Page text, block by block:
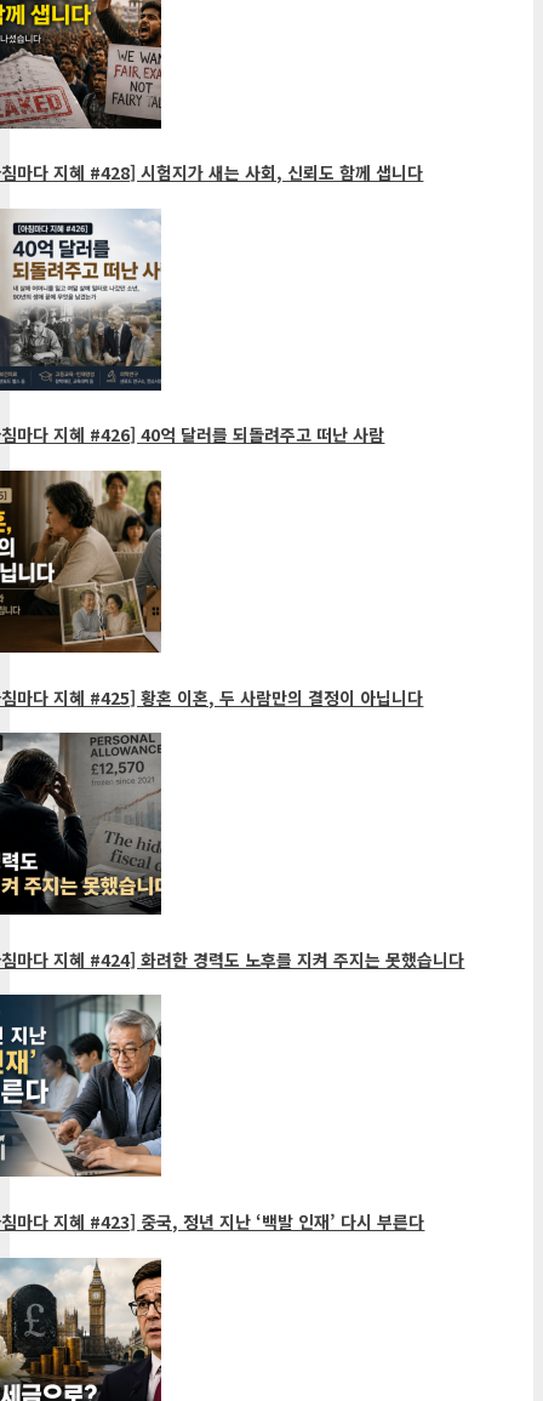
마다 지혜 #428] 시험지가 새는 사회, 신뢰도 함께 샙니다
마다 지혜 #426] 40억 달러를 되돌려주고 떠난 사람
마다 지혜 #425] 황혼 이혼, 두 사람만의 결정이 아닙니다
마다 지혜 #424] 화려한 경력도 노후를 지켜 주지는 못했습니다
마다 지혜 #423] 중국, 정년 지난 ‘백발 인재’ 다시 부른다